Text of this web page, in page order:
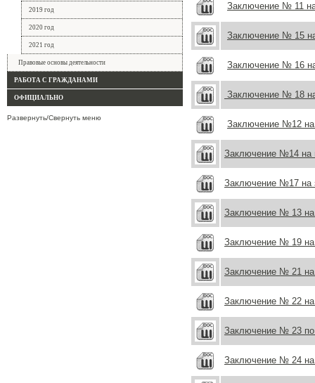
2019 год
2020 год
2021 год
Правовые основы деятельности
РАБОТА С ГРАЖДАНАМИ
ОФИЦИАЛЬНО
Развернуть/Свернуть меню
Заключение № 11
Заключение № 15
Заключение № 16
Заключение № 18
Заключение №12 на
Заключение №14 на
Заключение №17 на
Заключение № 13 на
Заключение № 19
Заключение № 21 на
Заключение № 22 на
Заключение № 23 по
Заключение № 24 на